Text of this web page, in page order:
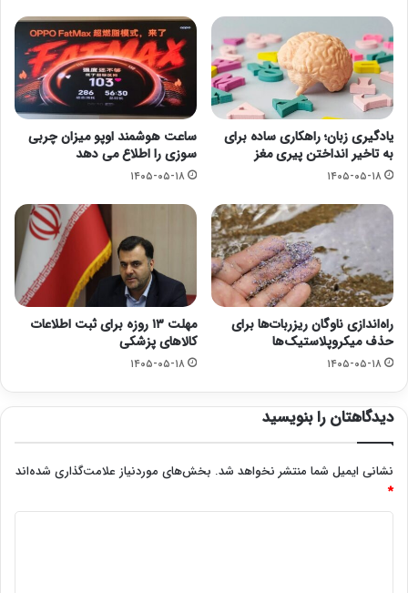
یادگیری زبان؛ راهکاری ساده برای
به تاخیر انداختن پیری مغز
۱۴۰۵-۰۵-۱۸
ساعت هوشمند اوپو میزان چربی
سوزی را اطلاع می دهد
۱۴۰۵-۰۵-۱۸
راه‌اندازی ناوگان ریزربات‌ها برای
حذف میکروپلاستیک‌ها
۱۴۰۵-۰۵-۱۸
مهلت ۱۳ روزه برای ثبت اطلاعات
کالاهای پزشکی
۱۴۰۵-۰۵-۱۸
دیدگاهتان را بنویسید
نشانی ایمیل شما منتشر نخواهد شد. بخش‌های موردنیاز علامت‌گذاری شده‌اند
*